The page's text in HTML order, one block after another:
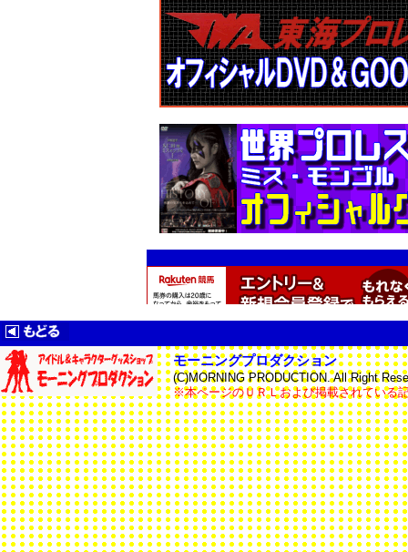
モーニングプロダクション
(C)MORNING PRODUCTION. All Right
※本ページのＵＲＬおよび掲載されている